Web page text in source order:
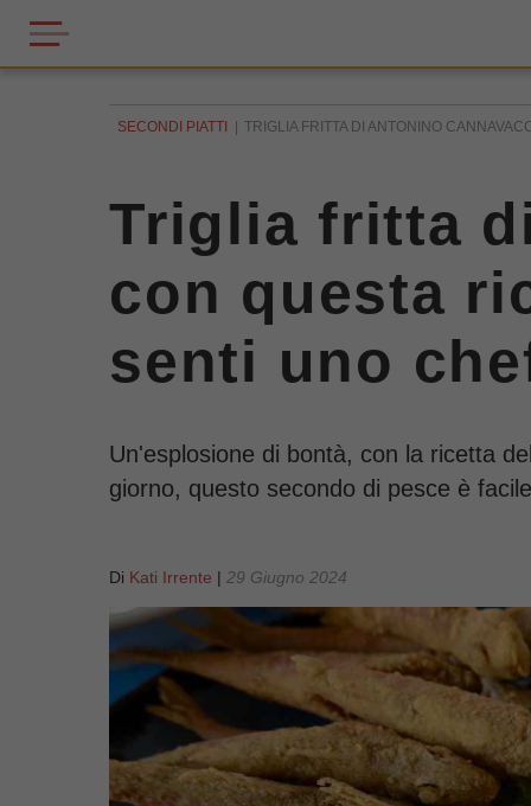
SECONDI PIATTI TRIGLIA FRITTA DI ANTONINO
Triglia fritta
con questa
senti uno
Un'esplosione di bontà, con la ricetta
giorno, questo secondo di pesce è
Di Kati Irrente | 29 Giugno 2024